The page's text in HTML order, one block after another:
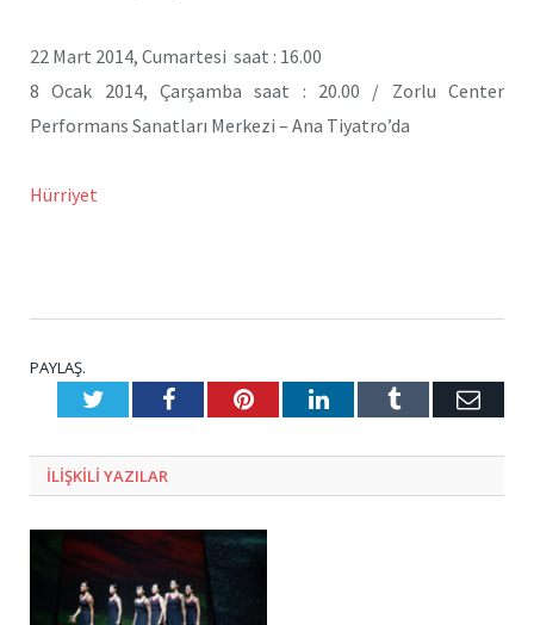
22 Mart 2014, Cumartesi saat : 16.00
8 Ocak 2014, Çarşamba saat : 20.00 / Zorlu Center
Performans Sanatları Merkezi – Ana Tiyatro’da
Hürriyet
PAYLAŞ.
TwitterFacebookPinterestLinkedInTumblr E-
ILIŞKILI YAZILAR